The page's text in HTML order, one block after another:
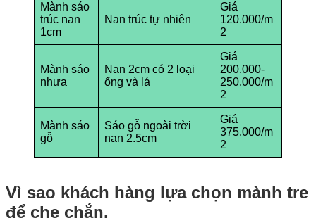
Mành sáo
trúc nan
1cm
Nan trúc tự nhiên
Giá
120.000/m
2
Mành sáo
nhựa
Nan 2cm có 2 loại
ống và lá
Giá
200.000-
250.000/m
2
Mành sáo
gỗ
Sáo gỗ ngoài trời
nan 2.5cm
Giá
375.000/m
2
Vì sao khách hàng lựa chọn mành tre
để che chắn.